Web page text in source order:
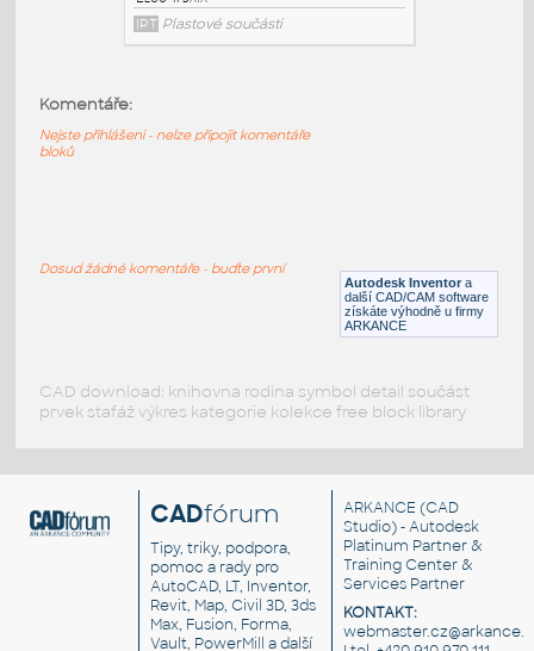
IPT Plastové součásti
Lego #data
Autodesk Inventor a
další CAD/CAM software
získáte výhodně u firmy
ARKANCE
Komentáře:
Nejste přihlášeni - nelze připojit komentáře
bloků
Dosud žádné komentáře - buďte první
CAD download: knihovna rodina symbol detail součást
prvek stafáž výkres kategorie kolekce free block library
CADfórum
Tipy, triky, podpora,
pomoc a rady pro
AutoCAD, LT, Inventor,
Revit, Map, Civil 3D, 3ds
Max, Fusion, Forma,
Vault, PowerMill a další
ARKANCE (CAD
Studio) - Autodesk
Platinum Partner &
Training Center &
Services Partner
KONTAKT: